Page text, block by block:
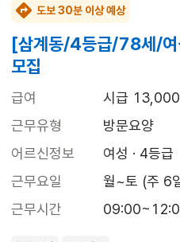
도보 30분 이상 예상
[삼계동/4등급/78세/여
모집
급여
시급
근무유형
방문요양
어르신정보
여성 · 4등급
근무요일
월~토 (주 6
근무시간